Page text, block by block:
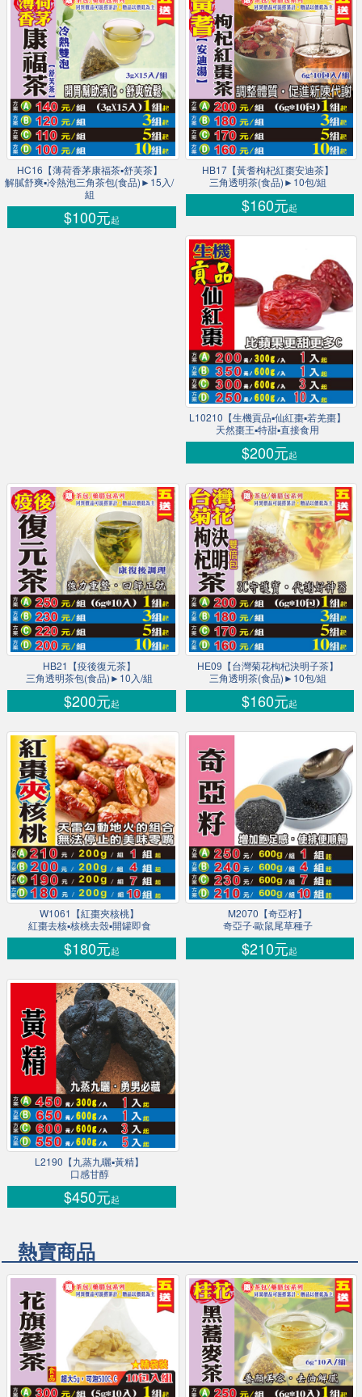
HC16【薄荷香茅康福茶▪舒芙茶】
解膩舒爽▪冷熱泡三角茶包(食品)►15入/
組
$100元起
HB17【黃耆枸杞紅棗安迪茶】
三角透明茶(食品)►10包/組
$160元起
L10210【生機貢品▪仙紅棗▪若羌棗】
天然棗王▪特甜▪直接食用
$200元起
HB21【疫後復元茶】
三角透明茶包(食品)►10入/組
$200元起
HE09【台灣菊花枸杞決明子茶】
三角透明茶(食品)►10包/組
$160元起
W1061【紅棗夾核桃】
紅棗去核▪核桃去殼▪開罐即食
$180元起
M2070【奇亞籽】
奇亞子‧歐鼠尾草種子
$210元起
L2190【九蒸九曬▪黃精】
口感甘醇
$450元起
熱賣商品